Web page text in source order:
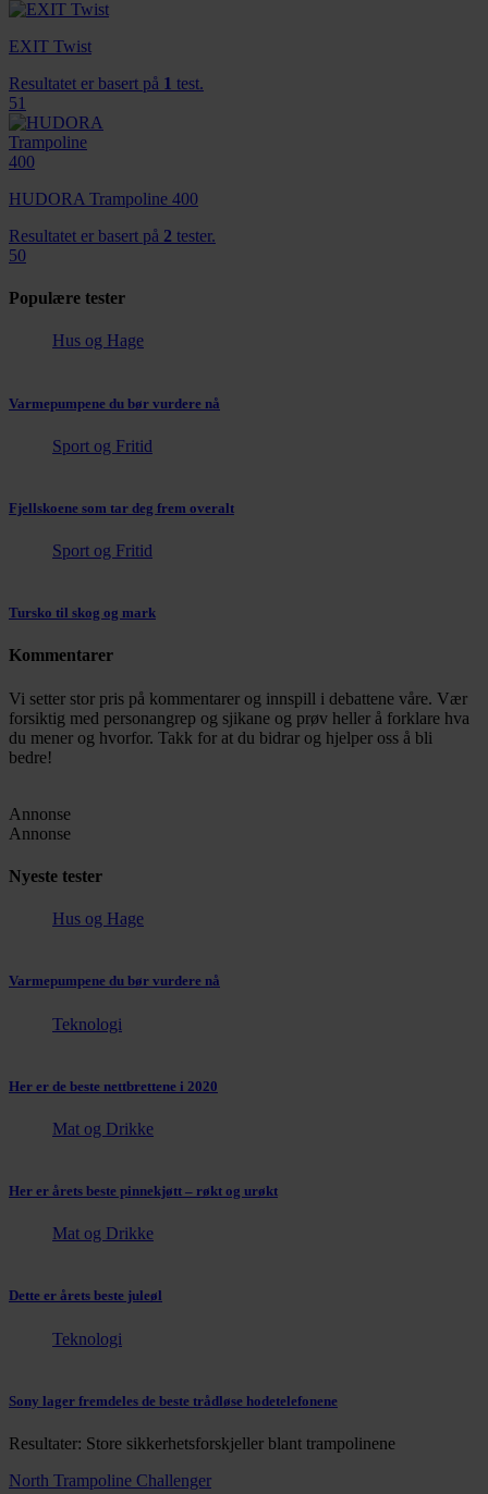
EXIT Twist
Resultatet er basert på 1 test.
51
HUDORA Trampoline 400
Resultatet er basert på 2 tester.
50
Populære tester
Hus og Hage
Varmepumpene du bør vurdere nå
Sport og Fritid
Fjellskoene som tar deg frem overalt
Sport og Fritid
Tursko til skog og mark
Kommentarer
Vi setter stor pris på kommentarer og innspill i debattene våre. Vær
forsiktig med personangrep og sjikane og prøv heller å forklare hva
du mener og hvorfor. Takk for at du bidrar og hjelper oss å bli
bedre!
Annonse
Annonse
Nyeste tester
Hus og Hage
Varmepumpene du bør vurdere nå
Teknologi
Her er de beste nettbrettene i 2020
Mat og Drikke
Her er årets beste pinnekjøtt – røkt og urøkt
Mat og Drikke
Dette er årets beste juleøl
Teknologi
Sony lager fremdeles de beste trådløse hodetelefonene
Resultater: Store sikkerhetsforskjeller blant trampolinene
North Trampoline Challenger